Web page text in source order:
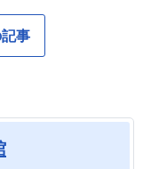
事